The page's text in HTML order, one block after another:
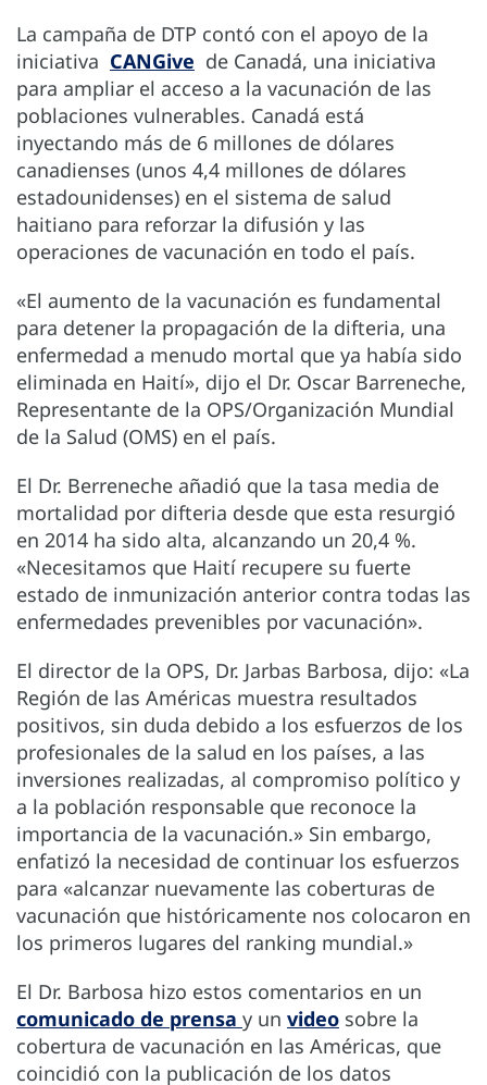
La campaña de DTP contó con el apoyo de la
iniciativa CANGive de Canadá, una iniciativa
para ampliar el acceso a la vacunación de las
poblaciones vulnerables. Canadá está
inyectando más de 6 millones de dólares
canadienses (unos 4,4 millones de dólares
estadounidenses) en el sistema de salud
haitiano para reforzar la difusión y las
operaciones de vacunación en todo el país.
«El aumento de la vacunación es fundamental
para detener la propagación de la difteria, una
enfermedad a menudo mortal que ya había sido
eliminada en Haití», dijo el Dr. Oscar Barreneche,
Representante de la OPS/Organización Mundial
de la Salud (OMS) en el país.
El Dr. Berreneche añadió que la tasa media de
mortalidad por difteria desde que esta resurgió
en 2014 ha sido alta, alcanzando un 20,4 %.
«Necesitamos que Haití recupere su fuerte
estado de inmunización anterior contra todas las
enfermedades prevenibles por vacunación».
El director de la OPS, Dr. Jarbas Barbosa, dijo: «La
Región de las Américas muestra resultados
positivos, sin duda debido a los esfuerzos de los
profesionales de la salud en los países, a las
inversiones realizadas, al compromiso político y
a la población responsable que reconoce la
importancia de la vacunación.» Sin embargo,
enfatizó la necesidad de continuar los esfuerzos
para «alcanzar nuevamente las coberturas de
vacunación que históricamente nos colocaron en
los primeros lugares del ranking mundial.»
El Dr. Barbosa hizo estos comentarios en un
comunicado de prensa y un video sobre la
cobertura de vacunación en las Américas, que
coincidió con la publicación de los datos